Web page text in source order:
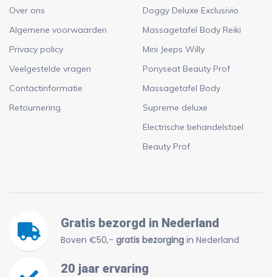
Over ons
Algemene voorwaarden
Privacy policy
Veelgestelde vragen
Contactinformatie
Retournering
Doggy Deluxe Exclusivio
Massagetafel Body Reiki
Mini Jeeps Willy
Ponyseat Beauty Prof
Massagetafel Body
Supreme deluxe
Electrische behandelstoel
Beauty Prof
Gratis bezorgd in Nederland
Boven €50,- gratis bezorging in Nederland
20 jaar ervaring